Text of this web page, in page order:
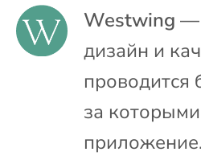
Westwing —
дизайн и
проводится
за
приложение.